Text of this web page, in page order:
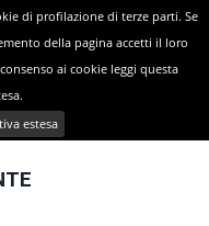
di Ponte"
di profilazione di terze parti. Se
della pagina accetti il loro
ai cookie leggi questa
estesa